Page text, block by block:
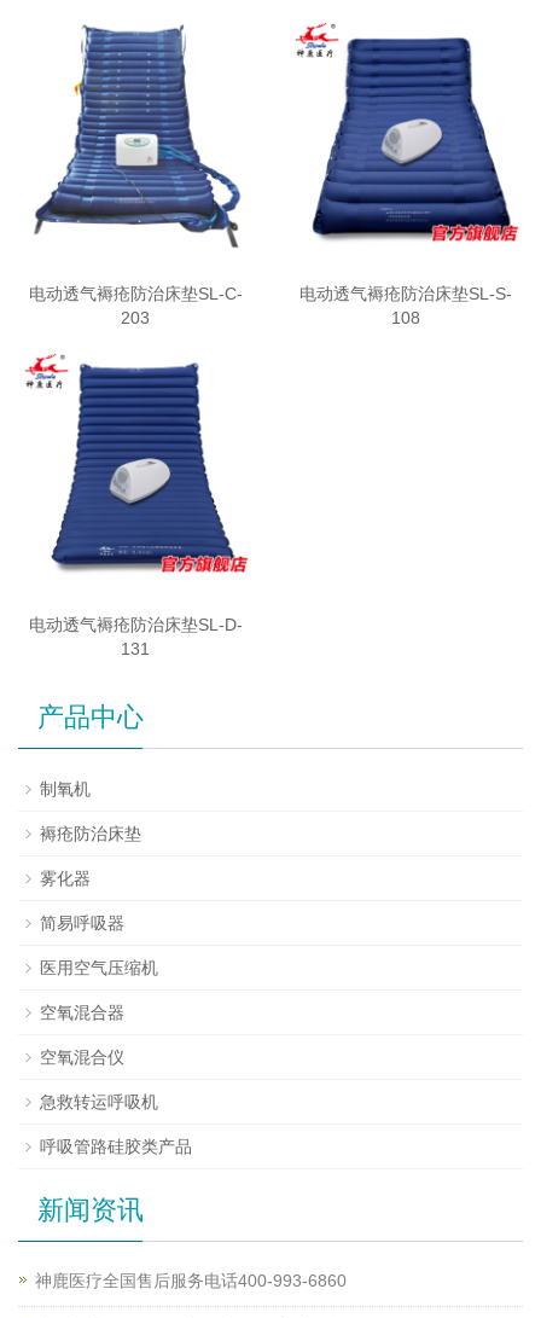
电动透气褥疮防治床垫SL-C-
203
电动透气褥疮防治床垫SL-S-
108
电动透气褥疮防治床垫SL-D-
131
产品中心
制氧机
褥疮防治床垫
雾化器
简易呼吸器
医用空气压缩机
空氧混合器
空氧混合仪
急救转运呼吸机
呼吸管路硅胶类产品
新闻资讯
神鹿医疗全国售后服务电话400-993-6860